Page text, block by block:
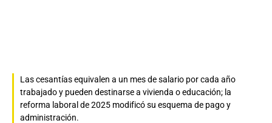
Las cesantías equivalen a un mes de salario por cada año
trabajado y pueden destinarse a vivienda o educación; la
reforma laboral de 2025 modificó su esquema de pago y
administración.